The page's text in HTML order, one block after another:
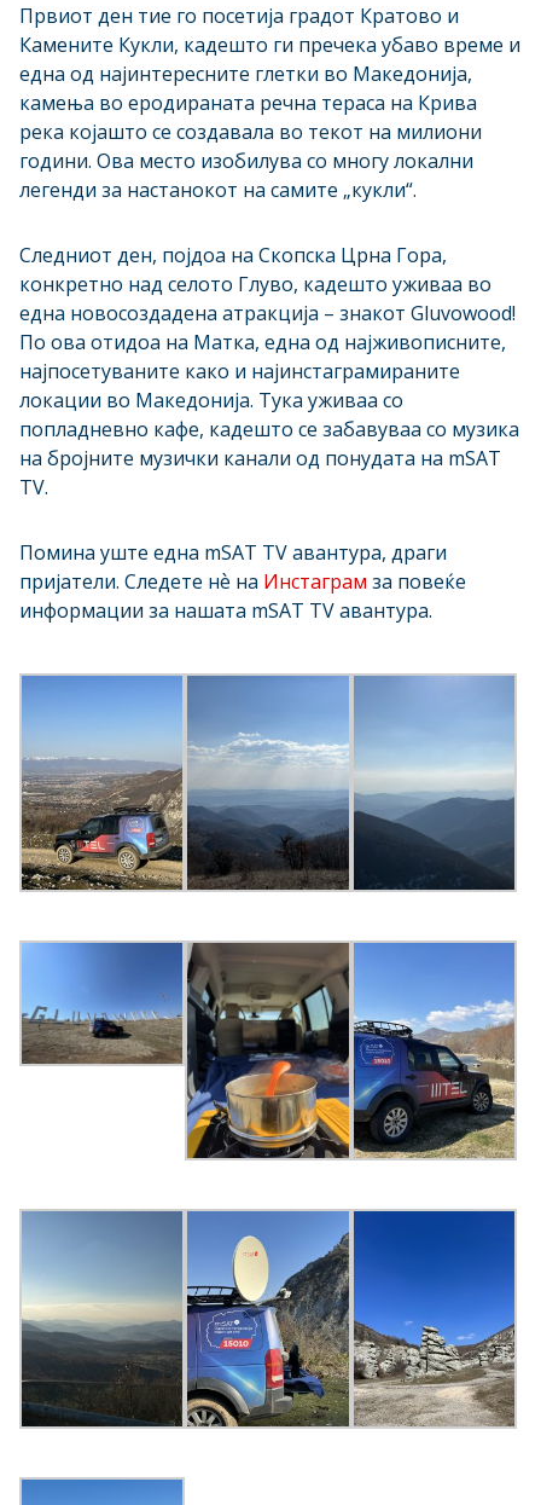
Првиот ден тие го посетија градот Кратово и
Камените Кукли, кадешто ги пречека убаво време и
една од најинтересните глетки во Македонија,
камења во еродираната речна тераса на Крива
река којашто се создавала во текот на милиони
години. Oва место изобилува со многу локални
легенди за настанокот на самите „кукли“.
Следниот ден, појдоа на Скопска Црна Гора,
конкретно над селото Глуво, кадешто уживаа во
една новосоздадена атракција – знакот Gluvowood!
По ова отидоа на Матка, една од најживописните,
најпосетуваните како и најинстаграмираните
локации во Македонија. Тука уживаа со
попладневно кафе, кадешто се забавуваа со музика
на бројните музички канали од понудата на mSAT
TV.
Помина уште една mSAT TV авантура, драги
пријатели. Следете нѐ на Инстаграм за повеќе
информации за нашата mSAT TV авантура.